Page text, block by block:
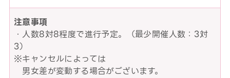
注意事項
・人数8対8程度で進行予定。（最少開催人数：3対
3）
※キャンセルによっては
男女差が変動する場合がございます。